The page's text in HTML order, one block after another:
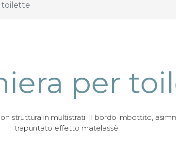
toilette
per
struttura in multistrati. Il bordo imbottito,
trapuntato effetto matelassè.